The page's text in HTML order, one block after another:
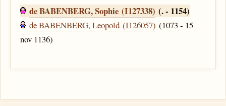
de BABENBERG, Sophie (I127338) (. - 1154)
de BABENBERG, Leopold (I126057) (1073 - 15
nov 1136)